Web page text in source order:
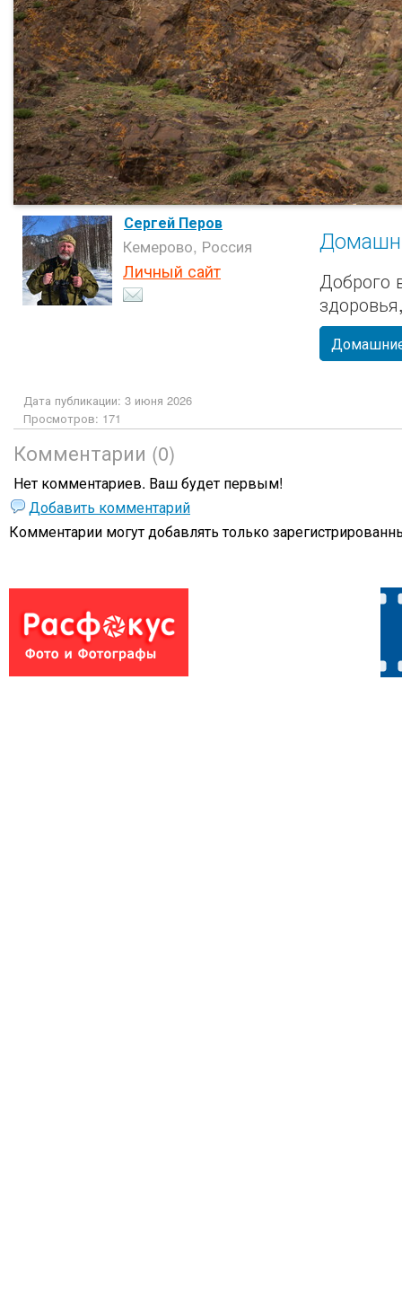
Сергей Перов
Кемерово, Россия
Личный сайт
Доброго
Дата публикации: 3 июня 2026
Просмотров: 171
Комментарии (0)
Нет комментариев. Ваш будет первым!
Добавить комментарий
Комментарии могут добавлять только